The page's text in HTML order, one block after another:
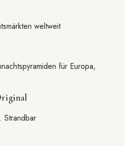
weltweit
für Europa,
Strandbar